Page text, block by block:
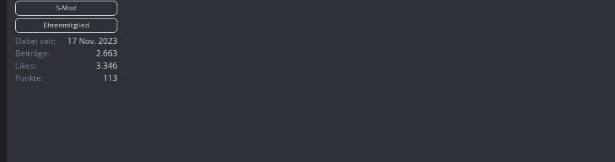
S-Mod
Ehrenmitglied
Dabei seit
17 Nov. 2023
Beiträge
2.663
Likes
3.346
Punkte
113